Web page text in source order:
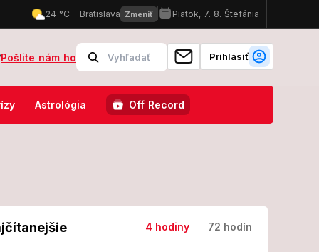
auto i cyklistov: K ceste ho prilákala nechutná návnada!
Pošlite nám ho Prihlásiť
Astrológia Off Record
4 hodiny 72 hodín